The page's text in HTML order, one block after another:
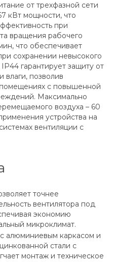
от трехфазной сети
кВт мощности, что
при
вращения рабочего
что обеспечивает
сохранении невысокого
гарантирует защиту от
влаги, позволив
помещениях с повышенной
Максимально
воздуха – 60
устройства на
вентиляции с
точнее
вентилятора под
экономию
микроклимат.
алюминиевым каркасом и
стали с
монтаж и техническое